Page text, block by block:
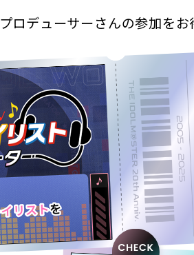
プロデューサーさんの参加をお